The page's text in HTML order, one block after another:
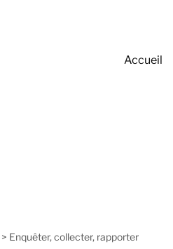
Accueil
> Enquêter, collecter, rapporter